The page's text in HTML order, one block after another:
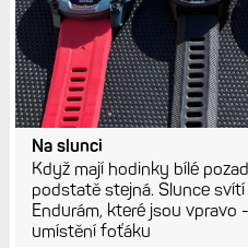
Na slunci
Když mají hodinky bílé
podstatě stejná. Slunce
Endurám, které jsou vpravo
umístění foťáku